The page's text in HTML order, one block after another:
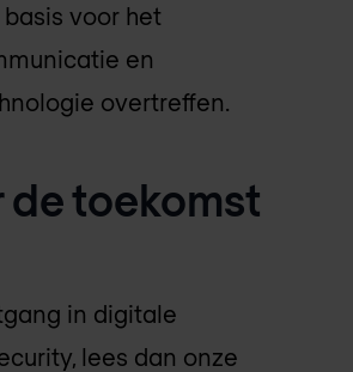
voor het
en
overtreffen.
toekomst
in digitale
lees dan onze